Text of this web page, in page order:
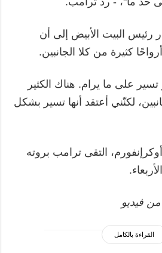
رئيس البيت الأبيض إلى أن
كثيرة من كلا الجانبين.
على ما يرام. هناك الكثير
لكنّني أعتقد أنها تسير بشكل
التقى ترامب بروته
فيديو
القراءة بالكامل